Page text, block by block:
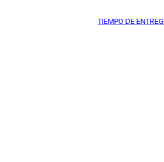
TIEMPO DE ENTREGA48